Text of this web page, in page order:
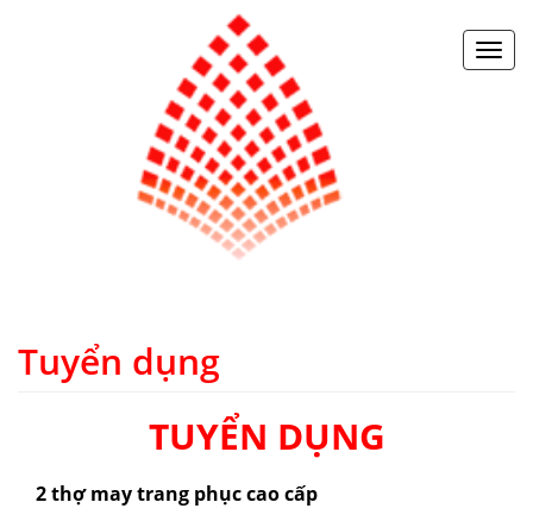
Tuyển dụng
TUYỂN DỤNG
2 thợ may trang phục cao cấp